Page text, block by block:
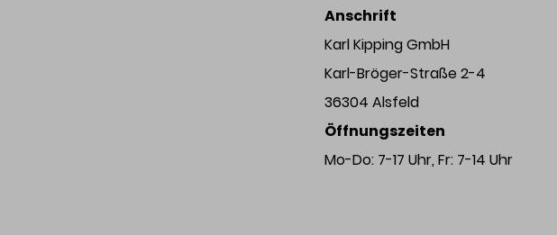
Anschrift
Karl Kipping GmbH
Karl-Bröger-Straße 2-4
36304 Alsfeld
Öffnungszeiten
Mo-Do: 7-17 Uhr, Fr: 7-14 Uhr